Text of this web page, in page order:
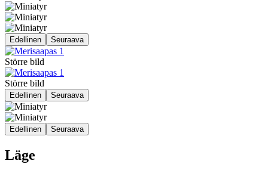
Edellinen Seuraava
Större bild
Större bild
Edellinen Seuraava
Edellinen Seuraava
Läge